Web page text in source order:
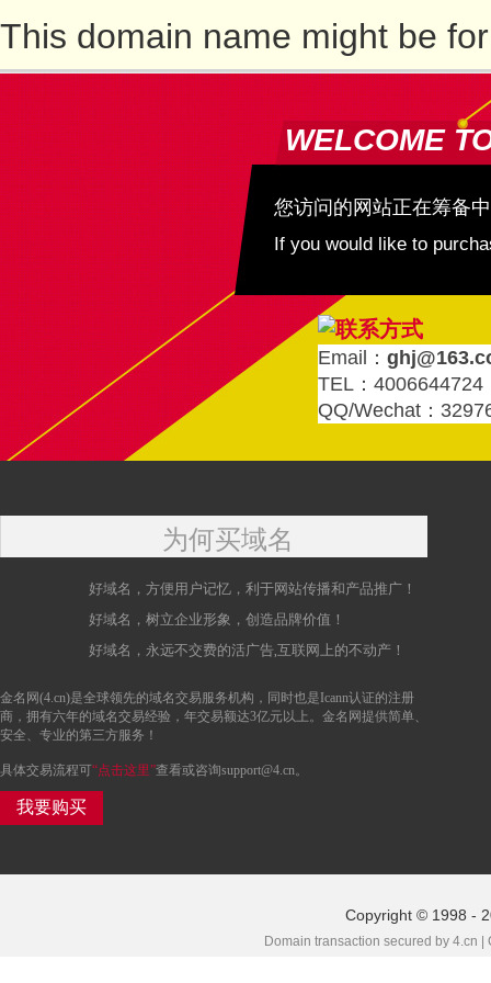
This domain name might be
WELCOME
您访问的网站正在筹备
If you would like to
Email：
TEL：4006644724
QQ/Wechat：
为何买域名
好域名，方便用户记忆，利于网站传播和产品推广！
好域名，树立企业形象，创造品牌价值！
好域名，永远不交费的活广告,互联网上的不动产！
金名网(4.cn)是全球领先的域名交易服务机构，同时也是Icann认证的注册
商，拥有六年的域名交易经验，年交易额达3亿元以上。金名网提供简单、
安全、专业的第三方服务！
具体交易流程可“点击这里”查看或咨询support@4.cn。
我要购买
Copyright © 1998 -
Domain transaction secured by 4.cn